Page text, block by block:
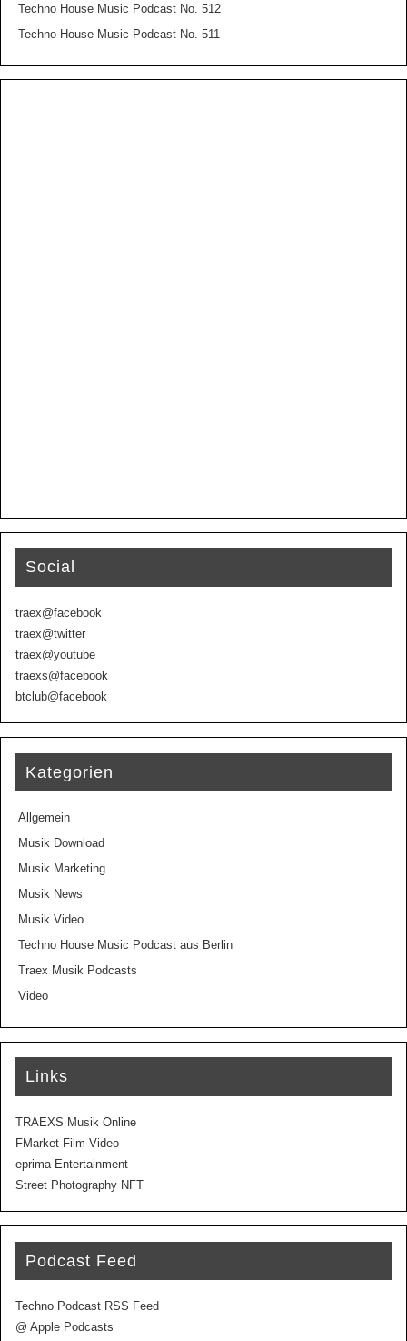
Techno House Music Podcast No. 512
Techno House Music Podcast No. 511
Social
traex@facebook
traex@twitter
traex@youtube
traexs@facebook
btclub@facebook
Kategorien
Allgemein
Musik Download
Musik Marketing
Musik News
Musik Video
Techno House Music Podcast aus Berlin
Traex Musik Podcasts
Video
Links
TRAEXS Musik Online
FMarket Film Video
eprima Entertainment
Street Photography NFT
Podcast Feed
Techno Podcast RSS Feed
@ Apple Podcasts